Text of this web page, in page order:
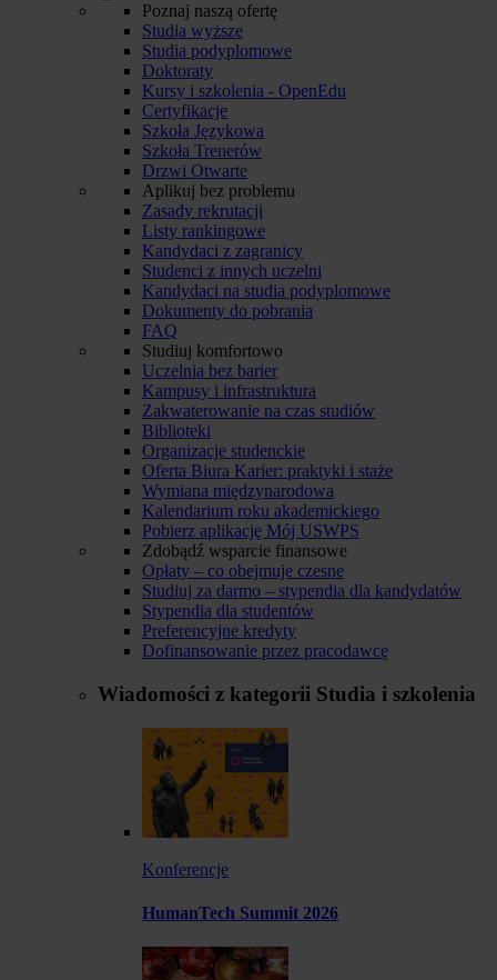
Poznaj naszą ofertę
Studia wyższe
Studia podyplomowe
Doktoraty
Kursy i szkolenia - OpenEdu
Certyfikacje
Szkoła Językowa
Szkoła Trenerów
Drzwi Otwarte
Aplikuj bez problemu
Zasady rekrutacji
Listy rankingowe
Kandydaci z zagranicy
Studenci z innych uczelni
Kandydaci na studia podyplomowe
Dokumenty do pobrania
FAQ
Studiuj komfortowo
Uczelnia bez barier
Kampusy i infrastruktura
Zakwaterowanie na czas studiów
Biblioteki
Organizacje studenckie
Oferta Biura Karier: praktyki i staże
Wymiana międzynarodowa
Kalendarium roku akademickiego
Pobierz aplikację Mój USWPS
Zdobądź wsparcie finansowe
Opłaty – co obejmuje czesne
Studiuj za darmo – stypendia dla kandydatów
Stypendia dla studentów
Preferencyjne kredyty
Dofinansowanie przez pracodawcę
Wiadomości z kategorii Studia i szkolenia
Konferencje
HumanTech Summit 2026